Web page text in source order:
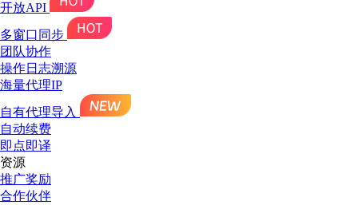
开放API
多窗口同步
团队协作
操作日志溯源
海量代理IP
自有代理导入
自动续费
即点即译
资源
推广奖励
合作伙伴